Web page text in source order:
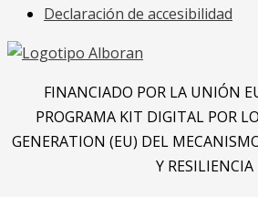
Declaración de accesibilidad
FINANCIADO POR LA UNIÓN
PROGRAMA KIT DIGITAL POR
GENERATION (EU) DEL
Y RESILIENCIA